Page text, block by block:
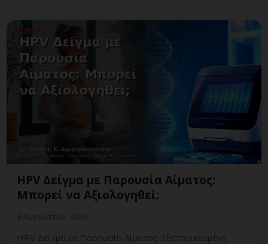
HPV Δείγμα με Παρουσία Αίματος:
Μπορεί να Αξιολογηθεί;
HPV Δείγμα με Παρουσία Αίματος: εξατομικευμένη